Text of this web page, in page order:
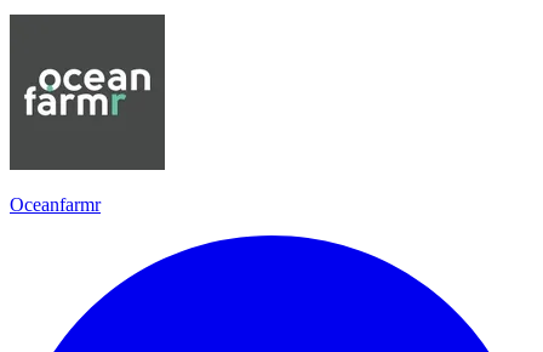
Oceanfarmr